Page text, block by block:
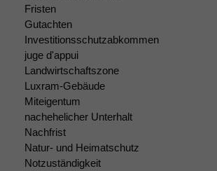
Fristen
Gutachten
Investitionsschutzabkommen
juge d'appui
Landwirtschaftszone
Luxram-Gebäude
Miteigentum
nachehelicher Unterhalt
Nachfrist
Natur- und Heimatschutz
Notzuständigkeit